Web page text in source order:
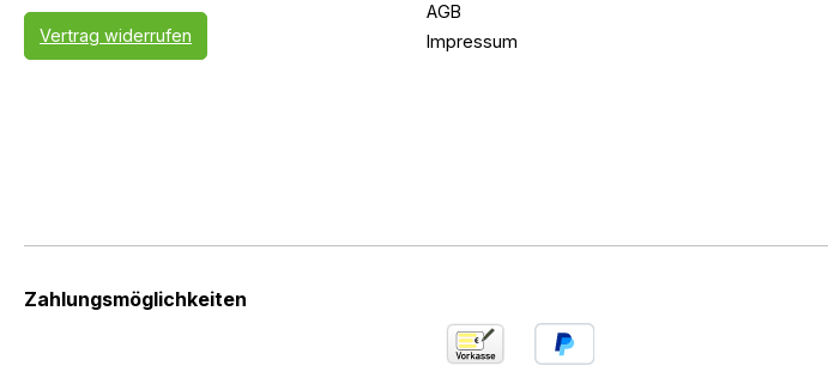
Vertrag widerrufen
AGB
Impressum
Zahlungsmöglichkeiten